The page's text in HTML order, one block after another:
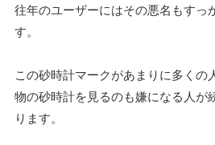
往年のユーザーにはその悪名もすっ
す。
この砂時計マークがあまりに多くの
物の砂時計を見るのも嫌になる人が
ります。